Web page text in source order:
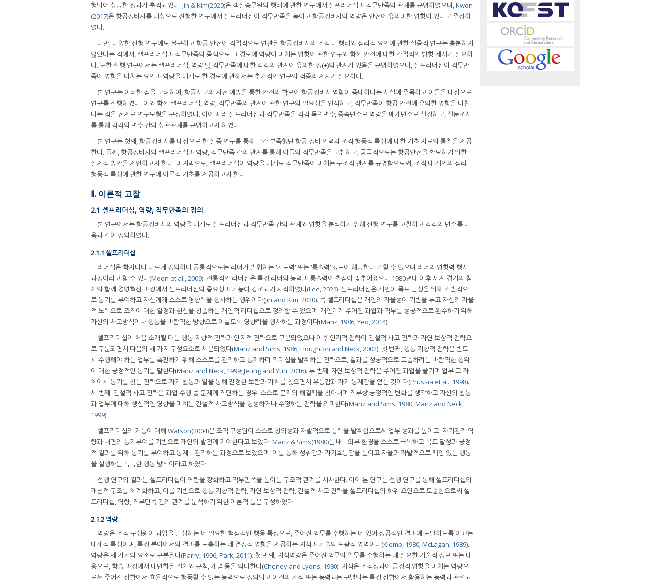
행되어 상당한 성과가 축적되었다. Jin & Kim(2020)은 객실승무원의 행태에 관한 연구에서 셀프리더십과 직무만족의 관계를 규명하였으며, Kwon
(2017)은 항공정비사를 대상으로 진행한 연구에서 셀프리더십이 직무만족을 높이고 항공정비사의 역량은 안전에 유의미한 영향이 있다고 주장하
였다.
다만, 다양한 선행 연구에도 불구하고 항공 안전에 직접적으로 연관된 항공정비사의 조직 내 행태와 심리적 요인에 관한 실증적 연구는 충분하지
않았다는 점에서, 셀프리더십과 직무만족의 중심으로 그 경로에 역량이 미치는 영향에 관한 연구와 함께 안전에 대한 간접적인 방향 제시가 필요하
다. 또한 선행 연구에서는 셀프리더십, 역량 및 직무만족에 대한 각각의 관계에 유의한 정(+)의 관계가 있음을 규명하였으나, 셀프리더십이 직무만
족에 영향을 미치는 요인과 역량을 매개로 한 경로에 관해서는 추가적인 연구와 검증의 제시가 필요하다.
본 연구는 이러한 점을 고려하여, 항공사고의 사전 예방을 통한 안전의 확보에 항공정비사 역할이 중대하다는 사실에 주목하고 이들을 대상으로
연구를 진행하였다. 이와 함께 셀프리더십, 역량, 직무만족의 관계에 관한 연구의 필요성을 인식하고, 직무만족이 항공 안전에 유의한 영향을 미친
다는 점을 전제로 연구모형을 구성하였다. 이에 따라 셀프리더십과 직무만족을 각각 독립변수, 종속변수로 역량을 매개변수로 설정하고, 설문조사
를 통해 각각의 변수 간의 상관관계를 규명하고자 하였다.
본 연구는 첫째, 항공정비사를 대상으로 한 실증 연구를 통해 그간 부족했던 항공 정비 인력의 조직 행동적 특성에 대한 기초 자료와 통찰을 제공
한다. 둘째, 항공정비사의 셀프리더십과 역량, 직무만족 간의 관계를 통해 이들의 직무만족을 고취하고, 궁극적으로는 항공안전을 확보하기 위한
실제적 방안을 제언하고자 한다. 마지막으로, 셀프리더십이 역량을 매개로 직무만족에 미치는 구조적 관계를 규명함으로써, 조직 내 개인의 심리ㆍ
행동적 특성에 관한 연구에 이론적 기초를 제공하고자 한다.
Ⅱ. 이론적 고찰
2.1 셀프리더십, 역량, 직무만족의 정의
본 연구에서는 항공정비사의 역량을 매개로 셀프리더십과 직무만족 간의 관계와 영향을 분석하기 위해 선행 연구를 고찰하고 각각의 변수를 다
음과 같이 정의하였다.
2.1.1 셀프리더십
리더십은 학자마다 다르게 정의하나 공통적으로는 리더가 발휘하는 ‘지도력’ 또는 ‘통솔력’ 정도에 해당한다고 할 수 있으며 리더의 영향력 행사
과정이라고 할 수 있다(Moon et al., 2009). 전통적인 리더십은 특정 리더의 능력과 통솔력에 초점이 맞추어졌으나 1980년대 이후 세계 경기의 침
체와 함께 경영혁신 과정에서 셀프리더십의 중요성과 기능이 강조되기 시작하였다(Lee, 2020). 셀프리더십은 개인이 목표 달성을 위해 자발적으
로 동기를 부여하고 자신에게 스스로 영향력을 행사하는 행위이다(Jin and Kim, 2020). 즉 셀프리더십은 개인의 자율성에 기반을 두고 자신의 자율
적 노력으로 조직에 대한 열정과 헌신을 창출하는 개인적 리더십으로 정의할 수 있으며, 개인에게 주어진 과업과 직무를 성공적으로 완수하기 위해
자신의 사고방식이나 행동을 바람직한 방향으로 이끌도록 영향력을 행사하는 과정이다(Manz, 1986; Yeo, 2014).
셀프리더십이 처음 소개될 때는 행동 지향적 전략과 인지적 전략으로 구분되었으나 이후 인지적 전략이 건설적 사고 전략과 자연 보상적 전략으
로 구분되면서 다음의 세 가지 구성요소로 세분되었다(Manz and Sims, 1986; Houghton and Neck, 2002). 첫 번째, 행동 지향적 전략은 반드
시 수행해야 하는 업무를 촉진하기 위해 스스로를 관리하고 통제하며 리더십을 발휘하는 전략으로, 결과를 성공적으로 도출하려는 바람직한 행위
에 대한 긍정적인 동기를 말한다(Manz and Neck, 1999; Jeung and Yun, 2016). 두 번째, 자연 보상적 전략은 주어진 과업을 즐기며 업무 그 자
체에서 동기를 찾는 전략으로 자기 활동과 일을 통해 진정한 보람과 가치를 찾으면서 유능감과 자기 통제감을 얻는 것이다(Prussia et al., 1998).
세 번째, 건설적 사고 전략은 과업 수행 중 문제에 직면하는 경우, 스스로 문제의 해결책을 찾아내며 직무상 긍정적인 변화를 생각하고 자신의 활동
과 업무에 대해 생산적인 영향을 미치는 건설적 사고방식을 형성하거나 수정하는 전략을 의미한다(Manz and Sims, 1980; Manz and Neck,
1999).
셀프리더십의 기능에 대해 Watson(2004)은 조직 구성원이 스스로 창의성과 자발적으로 능력을 발휘함으로써 업무 성과를 높이고, 자기관리 역
량과 내면의 동기부여를 기반으로 개인의 발전에 기여한다고 보았다. Manz & Sims(1980)는 내ㆍ외부 환경을 스스로 극복하고 목표 달성과 긍정
적 결과를 위해 동기를 부여하고 통제ㆍ관리하는 과정으로 보았으며, 이를 통해 성취감과 자기효능감을 높이고 자율과 자발적으로 책임 있는 행동
을 실행하는 독특한 행동 방식이라고 하였다.
선행 연구의 결과는 셀프리더십이 역량을 강화하고 직무만족을 높이는 구조적 관계를 시사한다. 이에 본 연구는 선행 연구를 통해 셀프리더십의
개념적 구조를 체계화하고, 이를 기반으로 행동 지향적 전략, 자연 보상적 전략, 건설적 사고 전략을 셀프리더십의 하위 요인으로 도출함으로써 셀
프리더십, 역량, 직무만족 간의 관계를 분석하기 위한 이론적 틀은 구성하였다.
2.1.2 역량
역량은 조직 구성원이 과업을 달성하는 데 필요한 핵심적인 행동 특성으로, 주어진 임무를 수행하는 데 있어 성공적인 결과에 도달하도록 이끄는
내재적 특성이며, 특정 분야에서의 결과를 도출하는 데 결정적 영향을 제공하는 지식과 기술의 포괄적 영역이다(Klemp, 1980; McLagan, 1989).
역량은 세 가지의 요소로 구분된다(Parry, 1996; Park, 2011). 첫 번째, 지식역량은 주어진 임무와 업무를 수행하는 데 필요한 기술적 정보 또는 내
용으로, 학습 과정에서 내면화된 절차와 규칙, 개념 등을 의미한다(Cheney and Lyons, 1980). 지식은 조직성과에 긍정적 영향을 미치는 역량으
로써 주어진 상황에서 효율적으로 행동할 수 있는 능력으로 정의되고 이전의 지식 또는 능력과는 구별되는 특정 상황에서 활용하는 능력과 관련되